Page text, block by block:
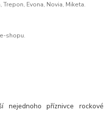
Trepon, Evona, Novia, Miketa.
shopu.
nejednoho příznivce rockové